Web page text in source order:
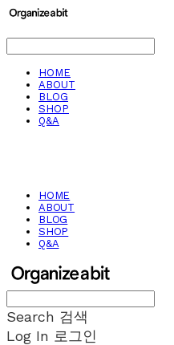
HOME
ABOUT
BLOG
SHOP
Q&A
HOME
ABOUT
BLOG
SHOP
Q&A
Search 검색
Log In 로그인